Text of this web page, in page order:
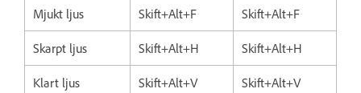
Mjukt ljus Skift+Alt+F Skift+Alt+F
Skarpt ljus Skift+Alt+H Skift+Alt+H
Klart ljus Skift+Alt+V Skift+Alt+V